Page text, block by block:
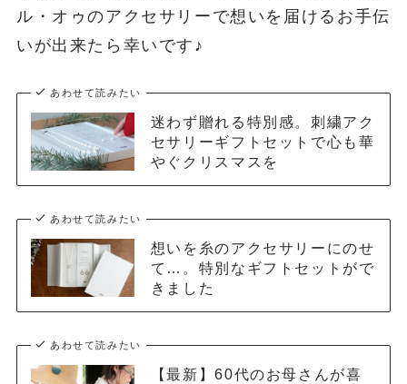
ル・オゥのアクセサリーで想いを届けるお手伝
いが出来たら幸いです♪
あわせて読みたい
迷わず贈れる特別感。刺繍アク
セサリーギフトセットで心も華
やぐクリスマスを
あわせて読みたい
想いを糸のアクセサリーにのせ
て…。特別なギフトセットがで
きました
あわせて読みたい
【最新】60代のお母さんが喜